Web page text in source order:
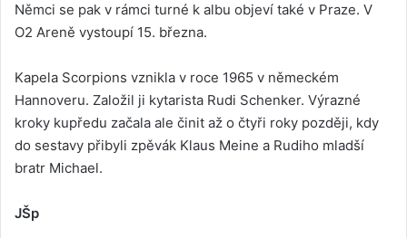
Němci se pak v rámci turné k albu objeví také v Praze. V
O2 Areně vystoupí 15. března.
Kapela Scorpions vznikla v roce 1965 v německém
Hannoveru. Založil ji kytarista Rudi Schenker. Výrazné
kroky kupředu začala ale činit až o čtyři roky později, kdy
do sestavy přibyli zpěvák Klaus Meine a Rudiho mladší
bratr Michael.
JŠp